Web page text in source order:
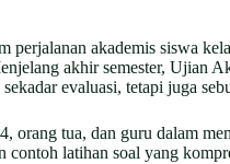
perjalanan akademis siswa
akhir semester, Ujian
evaluasi, tetapi juga
orang tua, dan guru dalam
contoh latihan soal yang